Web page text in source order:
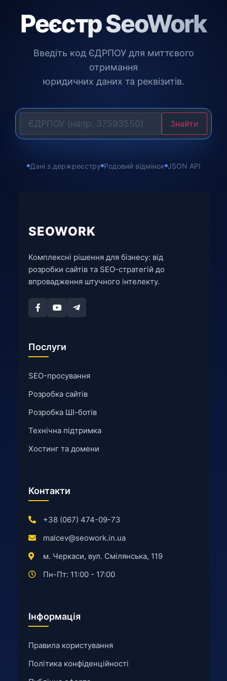
Реєстр SeoWork
Введіть код ЄДРПОУ для миттєвого
отримання
юридичних даних та реквізитів.
Знайти
Дані з держреєстру Родовий відмінок JSON API
SEOWORK
Комплексні рішення для бізнесу: від
розробки сайтів та SEO-стратегій до
впровадження штучного інтелекту.
Послуги
SEO-просування
Розробка сайтів
Розробка ШІ-ботів
Технічна підтримка
Хостинг та домени
Контакти
+38 (067) 474-09-73
malcev@seowork.in.ua
м. Черкаси, вул. Смілянська, 119
Пн-Пт: 11:00 - 17:00
Інформація
Правила користування
Політика конфіденційності